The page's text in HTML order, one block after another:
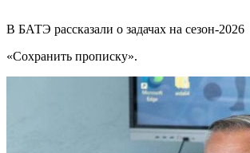
В БАТЭ рассказали о задачах на сезон-2026
«Сохранить прописку».